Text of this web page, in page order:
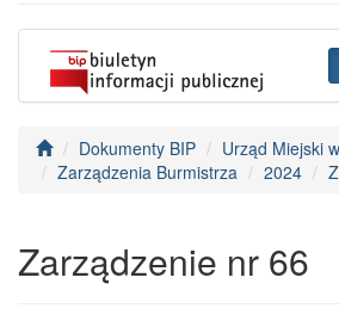
Dokumenty BIP
Urząd Miejski
Zarządzenia Burmistrza
2024
Zarządzenie nr 66